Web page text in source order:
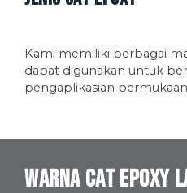
Kami memiliki berbagai
dapat digunakan untuk
pengaplikasian permukaan
Warna Cat Epoxy